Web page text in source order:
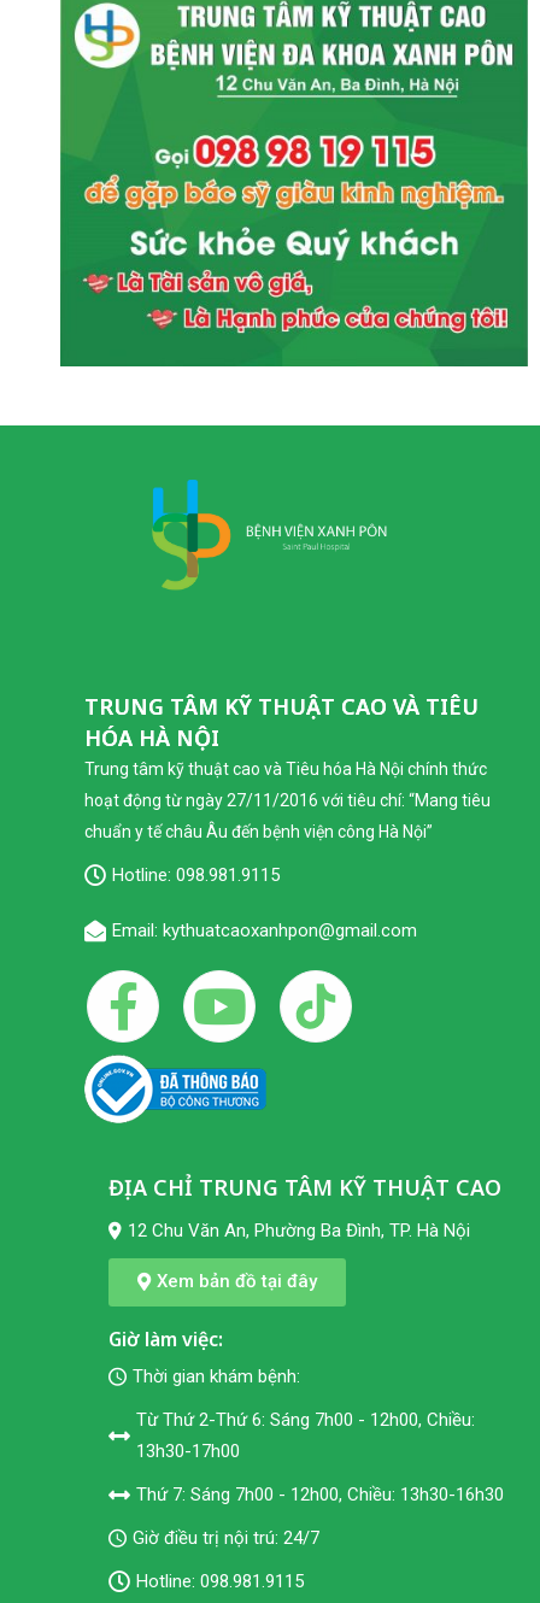
TRUNG TÂM KỸ THUẬT CAO VÀ TIÊU
HÓA HÀ NỘI
Trung tâm kỹ thuật cao và Tiêu hóa Hà Nội chính thức
hoạt động từ ngày 27/11/2016 với tiêu chí: “Mang tiêu
chuẩn y tế châu Âu đến bệnh viện công Hà Nội”
Hotline: 098.981.9115
Email: kythuatcaoxanhpon@gmail.com
ĐỊA CHỈ TRUNG TÂM KỸ THUẬT CAO
12 Chu Văn An, Phường Ba Đình, TP. Hà Nội
Xem bản đồ tại đây
Giờ làm việc:
Thời gian khám bệnh:
Từ Thứ 2-Thứ 6: Sáng 7h00 - 12h00, Chiều:
13h30-17h00
Thứ 7: Sáng 7h00 - 12h00, Chiều: 13h30-16h30
Giờ điều trị nội trú: 24/7
Hotline: 098.981.9115